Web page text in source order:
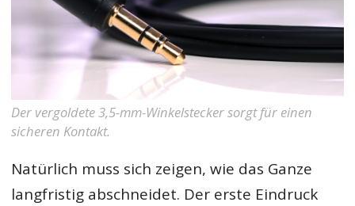
Der vergoldete 3,5-mm-Winkelstecker sorgt für einen
sicheren Kontakt.
Natürlich muss sich zeigen, wie das Ganze
langfristig abschneidet. Der erste Eindruck